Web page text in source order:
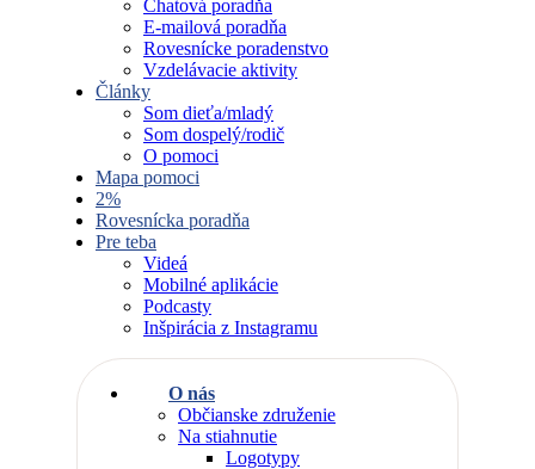
Chatová poradňa
E-mailová poradňa
Rovesnícke poradenstvo
Vzdelávacie aktivity
Články
Som dieťa/mladý
Som dospelý/rodič
O pomoci
Mapa pomoci
2%
Rovesnícka poradňa
Pre teba
Videá
Mobilné aplikácie
Podcasty
Inšpirácia z Instagramu
O nás
Občianske združenie
Na stiahnutie
Logotypy